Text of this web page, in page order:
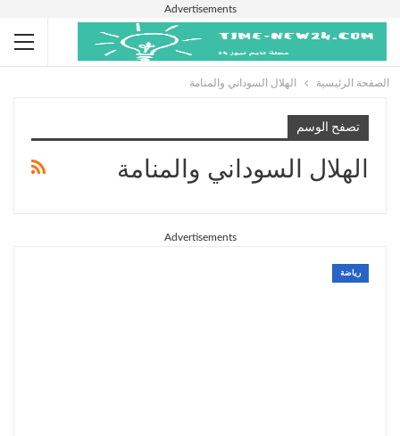
Advertisements
الصفحة الرئيسية الهلال السوداني والمنامة
تصفح الوسم
الهلال السوداني والمنامة
Advertisements
رياضة